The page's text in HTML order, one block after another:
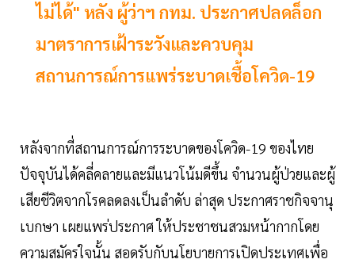
ไม่ได้" หลัง ผู้ว่าฯ กทม. ประกาศปลดล็อก
มาตราการเฝ้าระวังและควบคุม
สถานการณ์การแพร่ระบาดเชื้อโควิด-19
หลังจากที่สถานการณ์การระบาดของโควิด-19 ของไทย
ปัจจุบันได้คลี่คลายและมีแนวโน้มดีขึ้น จำนวนผู้ป่วยและผู้
เสียชีวิตจากโรคลดลงเป็นลำดับ ล่าสุด ประกาศราชกิจจานุ
เบกษา เผยแพร่ประกาศ ให้ประชาชนสวมหน้ากากโดย
ความสมัครใจนั้น สอดรับกับนโยบายการเปิดประเทศเพื่อ